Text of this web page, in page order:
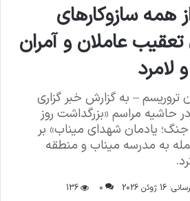
همه سازوکارهای
تعقیب عاملان و آمران
لامرد
تروریسم – به گزارش خبر گزاری
حاشیه مراسم «بزرگداشت روز
یادمان شهدای میناب» بر
به مدرسه میناب و منطقه
2026
0
136